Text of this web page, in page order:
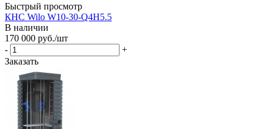
Быстрый просмотр
КНС Wilo W10-30-Q4H5.5
В наличии
170 000 руб./шт
-
+
Заказать